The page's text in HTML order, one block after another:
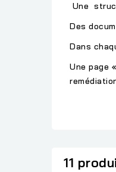
Une
Des
Dans
Une page
11